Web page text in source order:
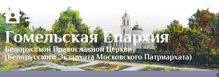
Гомельская Епархия
Белорусской Православной Церкви
(Белорусского Экзархата Московского Патриархата)